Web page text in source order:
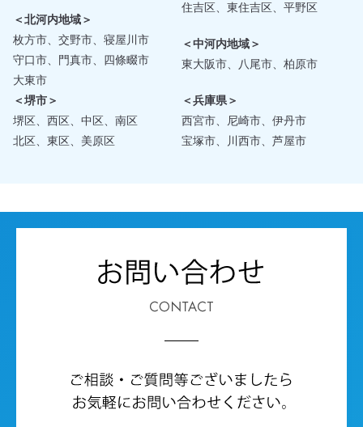
＜北河内地域＞
枚方市、交野市、寝屋川市
守口市、門真市、四條畷市
大東市
住吉区、東住吉区、平野区
＜中河内地域＞
東大阪市、八尾市、柏原市
＜堺市＞
堺区、西区、中区、南区
北区、東区、美原区
＜兵庫県＞
西宮市、尼崎市、伊丹市
宝塚市、川西市、芦屋市